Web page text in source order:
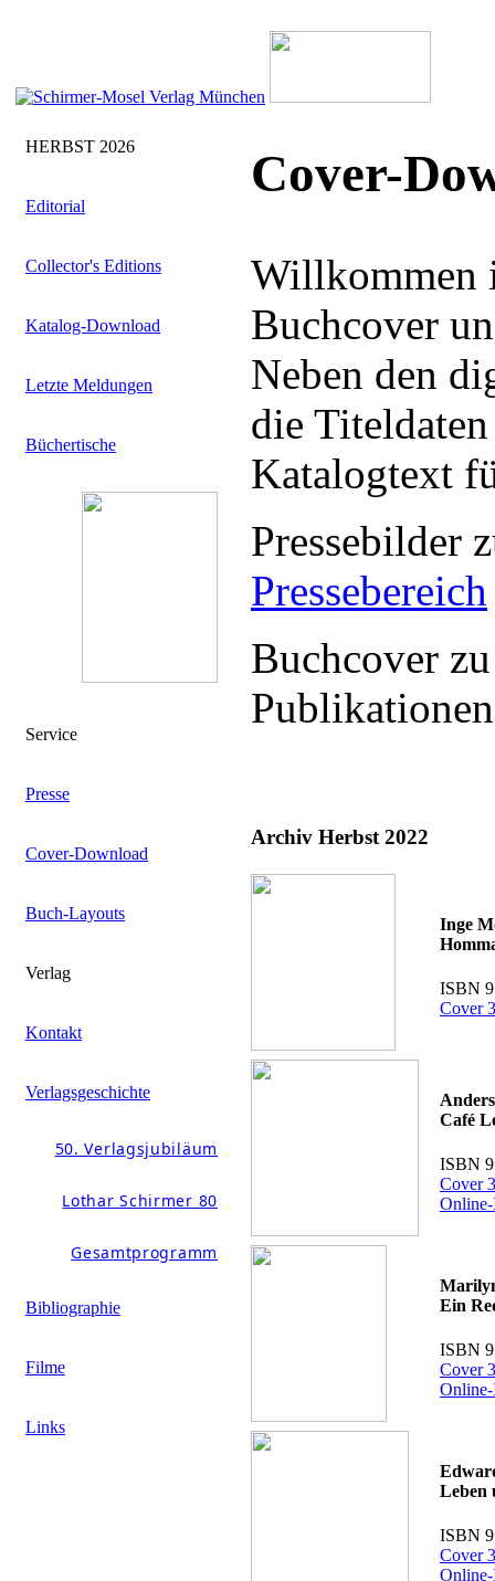
HERBST 2026
Editorial
Collector's Editions
Katalog-Download
Letzte Meldungen
Büchertische
Service
Presse
Cover-Download
Buch-Layouts
Verlag
Kontakt
Verlagsgeschichte
50. Verlagsjubiläum
Lothar Schirmer 80
Gesamtprogramm
Bibliographie
Filme
Links
Cover-
Willkommen
Buchcover
Neben den
die
Katalogtext
Pressebilder
Pressebereich
Buchcover
Archiv Herbst 2022
Inge
ISBN
Cover
Café
ISBN
Cover
Ein
ISBN
Cover
Leben
ISBN
Cover